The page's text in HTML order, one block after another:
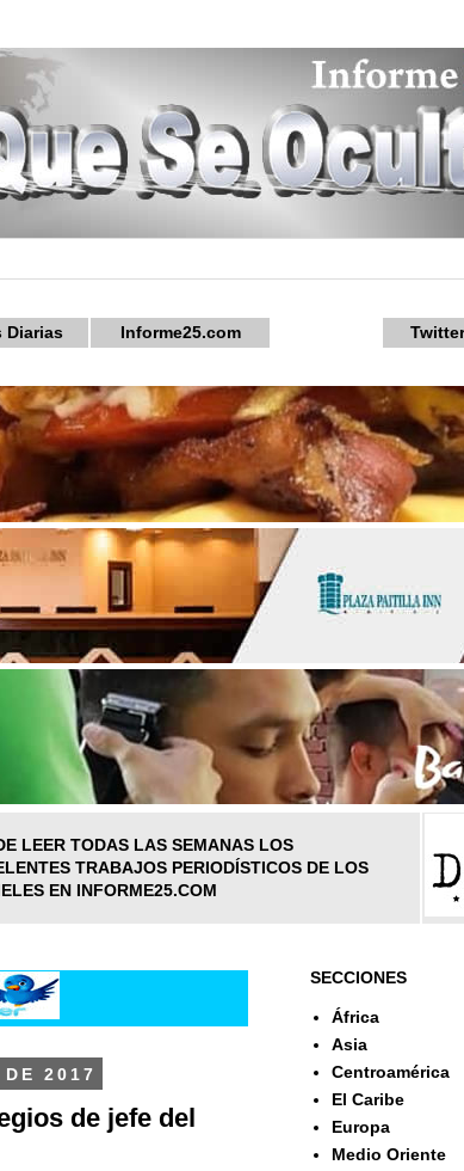
Diarias Informe25.com
LEER TODAS LAS SEMANAS LOS
TRABAJOS PERIODÍSTICOS DE LOS
EN INFORME25.COM
2017
de jefe del
SECCIONES
África
Asia
Centroamérica
El Caribe
Europa
Medio Oriente